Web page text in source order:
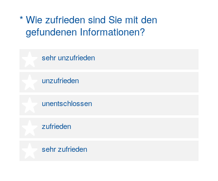
* Wie zufrieden sind Sie mit den
gefundenen Informationen?
(Erforderlich.)
sehr unzufrieden
1 Stern
unzufrieden
2 Sterne
unentschlossen
3 Sterne
zufrieden
4 Sterne
sehr zufrieden
5 Sterne